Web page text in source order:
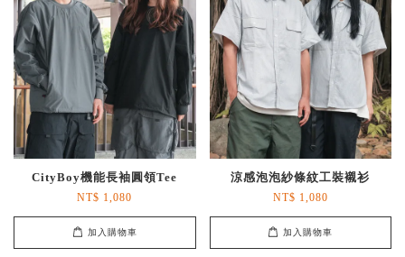
CityBoy機能長袖圓領Tee
NT$ 1,080
加入購物車
涼感泡泡紗條紋工裝襯衫
NT$ 1,080
加入購物車